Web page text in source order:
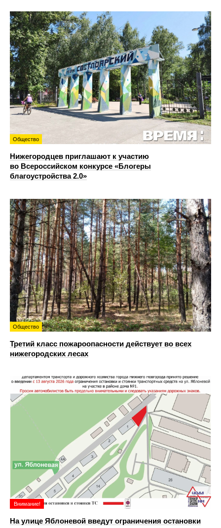
Общество
Нижегородцев приглашают к участию
во Всероссийском конкурсе «Блогеры
благоустройства 2.0»
Общество
Третий класс пожароопасности действует во всех
нижегородских лесах
Внимание!
На улице Яблоневой введут ограничения остановки